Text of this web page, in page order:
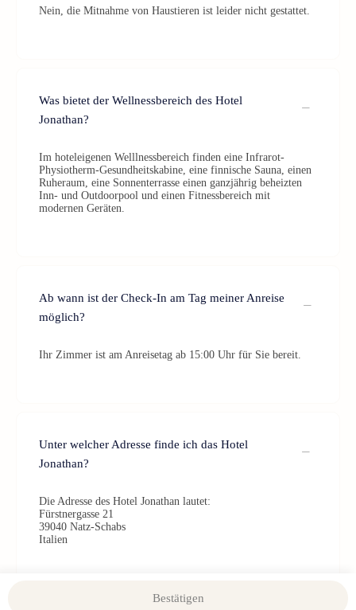
Bestätigen
Nein, die Mitnahme von Haustieren ist leider nicht gestattet.
Was bietet der Wellnessbereich des Hotel
Jonathan?
Im hoteleigenen Welllnessbereich finden eine Infrarot-
Physiotherm-Gesundheitskabine, eine finnische Sauna, einen
Ruheraum, eine Sonnenterrasse einen ganzjährig beheizten
Inn- und Outdoorpool und einen Fitnessbereich mit
modernen Geräten.
Ab wann ist der Check-In am Tag meiner Anreise
möglich?
Ihr Zimmer ist am Anreisetag ab 15:00 Uhr für Sie bereit.
Unter welcher Adresse finde ich das Hotel
Jonathan?
Die Adresse des Hotel Jonathan lautet:
Fürstnergasse 21
39040 Natz-Schabs
Italien